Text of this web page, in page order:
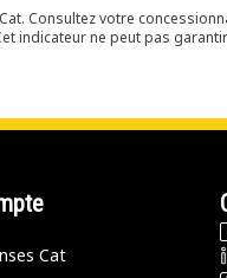
Consultez votre
indicateur ne peut pas
Cat